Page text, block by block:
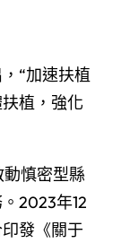
“加速扶植
植，強化
慎密型縣
2023年12
發《關于